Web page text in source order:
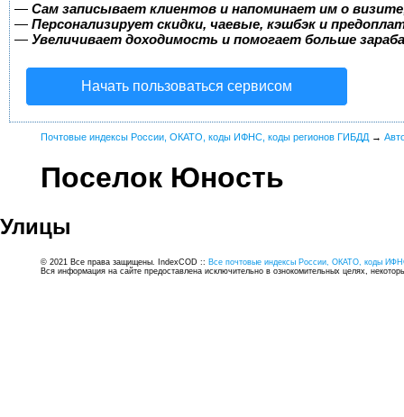
— Сам записывает клиентов и напоминает им о
— Персонализирует скидки, чаевые, кэшбэк и
— Увеличивает доходимость и помогает больше
Начать пользоваться сервисом
Почтовые индексы России, ОКАТО, коды ИФНС, коды регионов ГИБДД →
Поселок Юность
Улицы
© 2021 Все права защищены. IndexCOD :: Все почтовые индексы России, ОКАТО, коды
Вся информация на сайте предоставлена исключительно в ознокомительных целях,